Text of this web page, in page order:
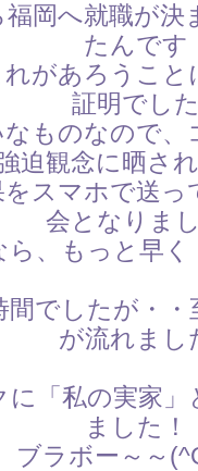
岡へ就職が
たんです
があろうこ
証明でし
ものなので
迫観念に晒さ
スマホで送
会となりま
ら、もっと早
でしたが・
が流れまし
「私の実家
ました！
ブラボー～～